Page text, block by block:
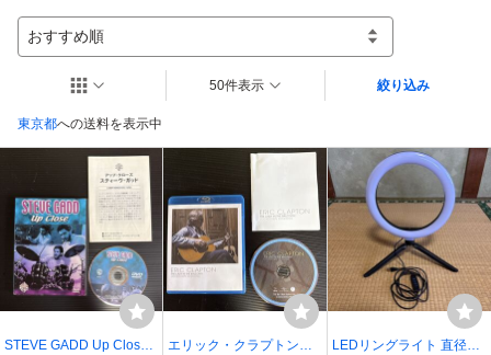
おすすめ順
東京都への送料を表示中
50件表示 絞り込み
STEVE GADD Up Close
エリック・クラプトン
LEDリングライト 直径26.